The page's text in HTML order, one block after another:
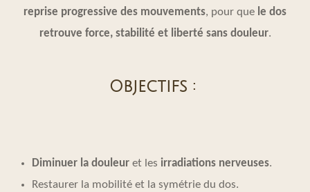
reprise progressive des mouvements, pour que le dos
retrouve force, stabilité et liberté sans douleur.
Objectifs :
Diminuer la douleur et les irradiations nerveuses.
Restaurer la mobilité et la symétrie du dos.